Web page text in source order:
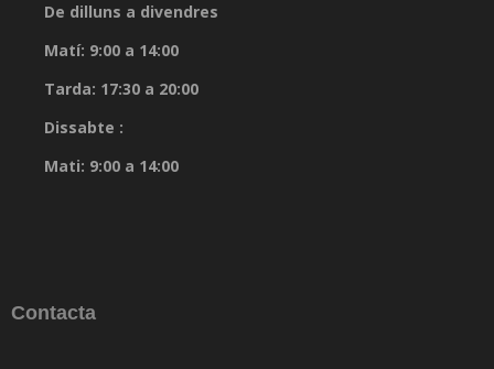
De dilluns a divendres
Matí: 9:00 a 14:00
Tarda: 17:30 a 20:00
Dissabte :
Mati: 9:00 a 14:00
Contacta